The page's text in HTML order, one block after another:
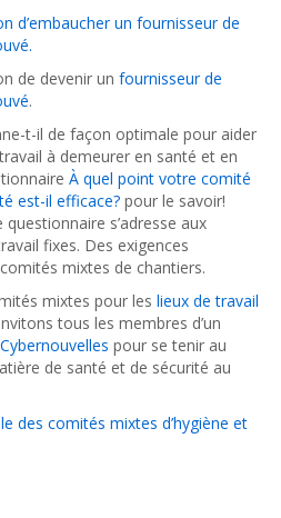
d’embaucher un fournisseur de
de devenir un fournisseur de
.
t-il de façon optimale pour aider
à demeurer en santé et en
À quel point votre comité
est-il efficace? pour le savoir!
s’adresse aux
fixes. Des exigences
mixtes de chantiers.
mixtes pour les lieux de travail
tous les membres d’un
pour se tenir au
de santé et de sécurité au
des comités mixtes d’hygiène et